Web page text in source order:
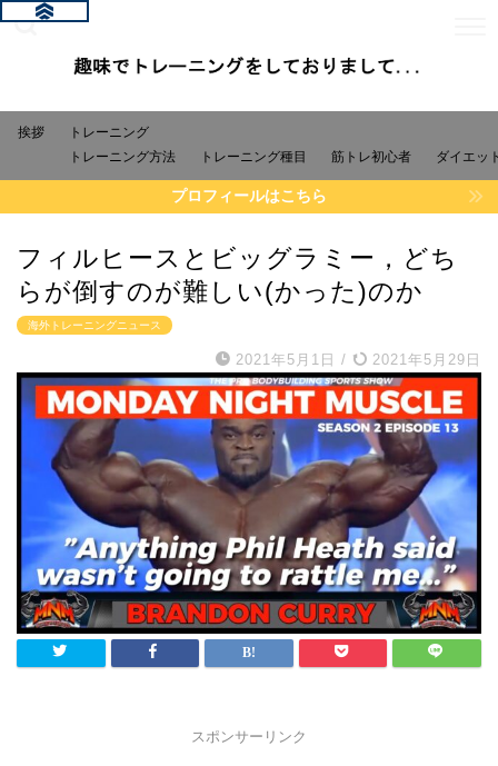
挨拶
トレーニング
トレーニング方法
トレーニング種目 筋トレ初心者 ダイエッ
プロフィールはこちら
フィルヒースとビッグラミー，どち
らが倒すのが難しい(かった)のか
海外トレーニングニュース
2021年5月1日 / 2021年5月29日
スポンサーリンク